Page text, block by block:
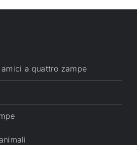
a quattro zampe